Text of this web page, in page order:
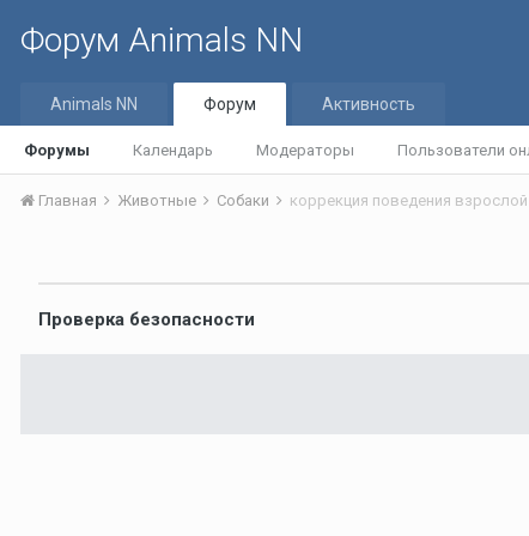
Форум Animals NN
Animals NN Форум
Форумы Календарь Модераторы Пользователи
Активность
Главная Животные Собаки коррекция поведения
Проверка безопасности